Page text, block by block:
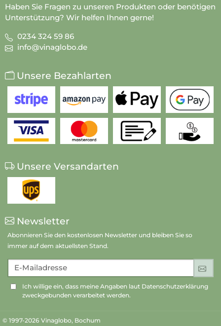
Haben Sie Fragen zu unseren Produkten oder benötigen
Unterstützung? Wir helfen Ihnen gerne!
0234 324 59 86
info@vinaglobo.de
Unsere Bezahlarten
Unsere Versandarten
Newsletter
Abonnieren Sie den kostenlosen Newsletter und bleiben Sie so
immer auf dem aktuellsten Stand.
E-Mailadresse
Ich willige ein, dass meine Angaben laut Datenschutzerklärung
zweckgebunden verarbeitet werden.
© 1997-2026 Vinaglobo, Bochum